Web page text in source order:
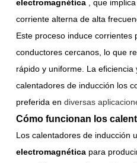
electromagnética , que
corriente alterna de alta
Este proceso induce corrientes
conductores cercanos, lo que
rápido y uniforme. La eficiencia
calentadores de inducción los
preferida en diversas
Cómo funcionan los
Los calentadores de inducción
electromagnética para